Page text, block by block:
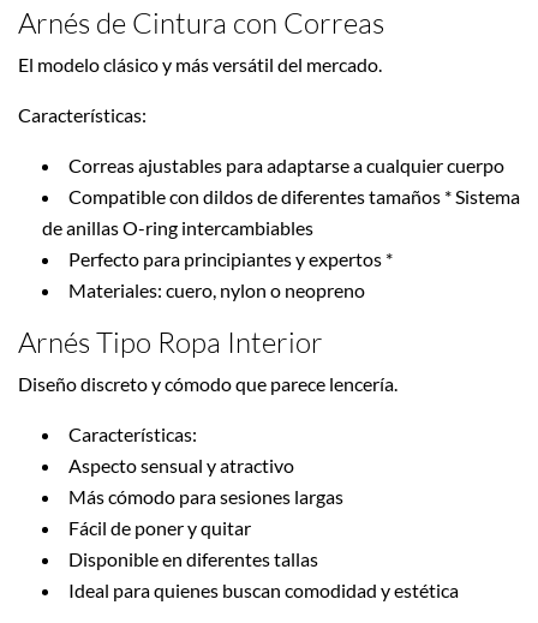
Arnés de Cintura con Correas
El modelo clásico y más versátil del mercado.
Características:
Correas ajustables para adaptarse a cualquier cuerpo
Compatible con dildos de diferentes tamaños * Sistema
de anillas O-ring intercambiables
Perfecto para principiantes y expertos *
Materiales: cuero, nylon o neopreno
Arnés Tipo Ropa Interior
Diseño discreto y cómodo que parece lencería.
Características:
Aspecto sensual y atractivo
Más cómodo para sesiones largas
Fácil de poner y quitar
Disponible en diferentes tallas
Ideal para quienes buscan comodidad y estética